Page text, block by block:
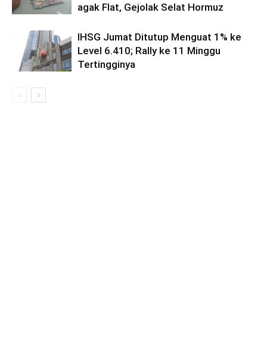
agak Flat, Gejolak Selat Hormuz
IHSG Jumat Ditutup Menguat 1% ke
Level 6.410; Rally ke 11 Minggu
Tertingginya